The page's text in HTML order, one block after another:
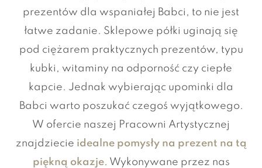
prezentów dla wspaniałej Babci, to nie jest
łatwe zadanie. Sklepowe półki uginają się
pod ciężarem praktycznych prezentów, typu
kubki, witaminy na odporność czy ciepłe
kapcie. Jednak wybierając upominki dla
Babci warto poszukać czegoś wyjątkowego.
W ofercie naszej Pracowni Artystycznej
znajdziecie idealne pomysły na prezent na tą
piękną okazje. Wykonywane przez nas